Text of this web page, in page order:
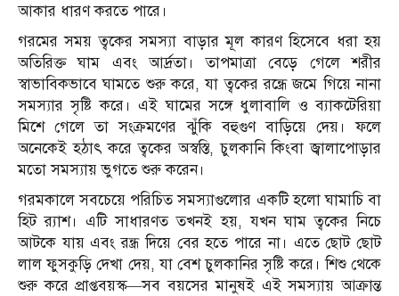
আকার ধারণ করতে পারে।
গরমের সময় ত্বকের সমস্যা বাড়ার মূল কারণ হিসেবে ধরা হয়
অতিরিক্ত ঘাম এবং আর্দ্রতা। তাপমাত্রা বেড়ে গেলে শরীর
স্বাভাবিকভাবে ঘামতে শুরু করে, যা ত্বকের রন্ধ্রে জমে গিয়ে নানা
সমস্যার সৃষ্টি করে। এই ঘামের সঙ্গে ধুলাবালি ও ব্যাকটেরিয়া
মিশে গেলে তা সংক্রমণের ঝুঁকি বহুগুণ বাড়িয়ে দেয়। ফলে
অনেকেই হঠাৎ করে ত্বকের অস্বস্তি, চুলকানি কিংবা জ্বালাপোড়ার
মতো সমস্যায় ভুগতে শুরু করেন।
গরমকালে সবচেয়ে পরিচিত সমস্যাগুলোর একটি হলো ঘামাচি বা
হিট র‍্যাশ। এটি সাধারণত তখনই হয়, যখন ঘাম ত্বকের নিচে
আটকে যায় এবং রন্ধ্র দিয়ে বের হতে পারে না। এতে ছোট ছোট
লাল ফুসকুড়ি দেখা দেয়, যা বেশ চুলকানির সৃষ্টি করে। শিশু থেকে
শুরু করে প্রাপ্তবয়স্ক—সব বয়সের মানুষই এই সমস্যায় আক্রান্ত